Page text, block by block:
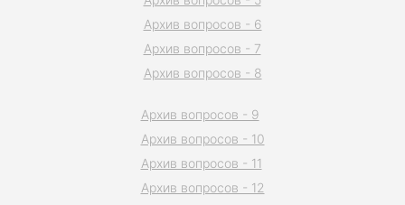
Архив вопросов - 6
Архив вопросов - 7
Архив вопросов - 8
Архив вопросов - 9
Архив вопросов - 10
Архив вопросов - 11
Архив вопросов - 12